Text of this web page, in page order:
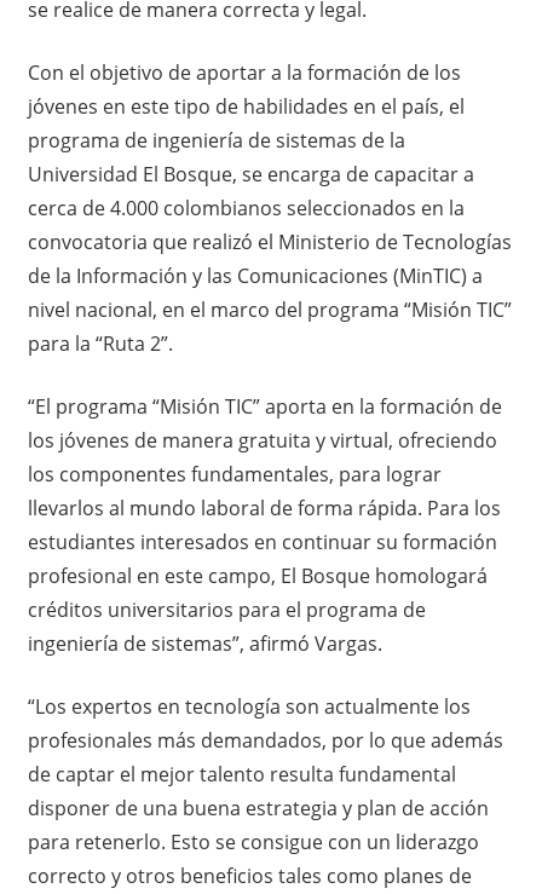
se realice de manera correcta y legal.
Con el objetivo de aportar a la formación de los
jóvenes en este tipo de habilidades en el país, el
programa de ingeniería de sistemas de la
Universidad El Bosque, se encarga de capacitar a
cerca de 4.000 colombianos seleccionados en la
convocatoria que realizó el Ministerio de Tecnologías
de la Información y las Comunicaciones (MinTIC) a
nivel nacional, en el marco del programa “Misión TIC”
para la “Ruta 2”.
“El programa “Misión TIC” aporta en la formación de
los jóvenes de manera gratuita y virtual, ofreciendo
los componentes fundamentales, para lograr
llevarlos al mundo laboral de forma rápida. Para los
estudiantes interesados en continuar su formación
profesional en este campo, El Bosque homologará
créditos universitarios para el programa de
ingeniería de sistemas”, afirmó Vargas.
“Los expertos en tecnología son actualmente los
profesionales más demandados, por lo que además
de captar el mejor talento resulta fundamental
disponer de una buena estrategia y plan de acción
para retenerlo. Esto se consigue con un liderazgo
correcto y otros beneficios tales como planes de